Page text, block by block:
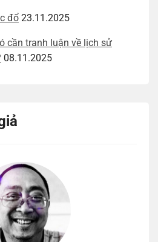
đổ 23.11.2025
cần tranh luận về lịch sử
08.11.2025